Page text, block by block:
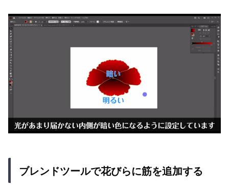
ブレンドツールで花びらに筋を追加する